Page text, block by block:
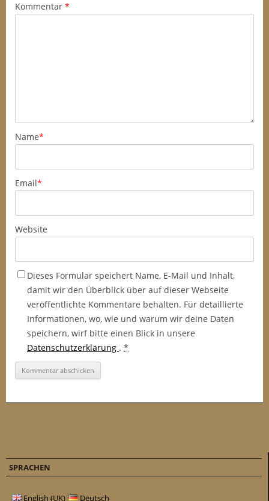
Kommentar *
Name*
Email*
Website
Dieses Formular speichert Name, E-Mail und Inhalt,
damit wir den Überblick über auf dieser Webseite
veröffentlichte Kommentare behalten. Für detaillierte
Informationen, wo, wie und warum wir deine Daten
speichern, wirf bitte einen Blick in unsere
Datenschutzerklärung . *
SPRACHEN
English (UK) Deutsch